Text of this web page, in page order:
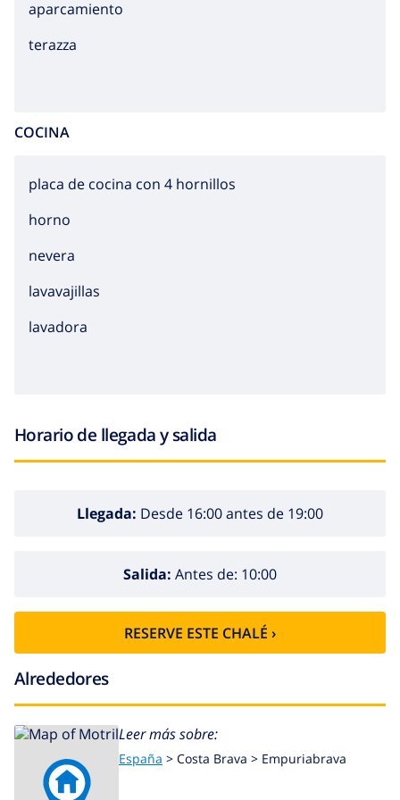
principal en la proximidad.
aparcamiento
terazza
COCINA
placa de cocina con 4 hornillos
horno
nevera
lavavajillas
lavadora
Horario de llegada y salida
Llegada: Desde 16:00 antes de 19:00
Salida: Antes de: 10:00
RESERVE ESTE CHALÉ ›
Alrededores
Leer más sobre:
España > Costa Brava > Empuriabrava